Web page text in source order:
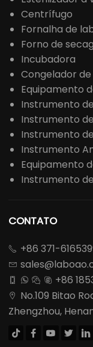
Centrífugo
Fornalha de
Forno de
Incubadora
Congelador
Equipamento
Instrumento
Instrumento
Instrumento
Instrumento
Equipamento
Instrumento
CONTATO
 +86 371-

    +86

No.109 Bitao
Zhengzhou,
    